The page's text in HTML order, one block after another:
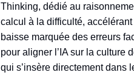
Thinking, dédié au
calcul à la difficulté,
baisse marquée des erreurs
pour aligner l’IA sur la culture
qui s’insère directement dans